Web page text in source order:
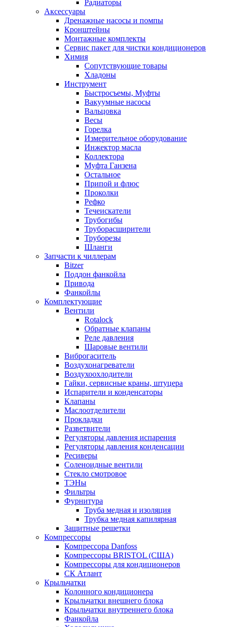
Радиаторы
Аксессуары
Дренажные насосы и помпы
Кронштейны
Монтажные комплекты
Сервис пакет для чистки кондиционеров
Химия
Сопутствующие товары
Хладоны
Инструмент
Быстросъемы, Муфты
Вакуумные насосы
Вальцовка
Весы
Горелка
Измерительное оборудование
Инжектор масла
Коллектора
Муфта Ганзена
Остальное
Припой и флюс
Проколки
Рефко
Течеискатели
Трубогибы
Труборасширители
Труборезы
Шланги
Запчасти к чиллерам
Bitzer
Поддон фанкойла
Привода
Фанкойлы
Комплектующие
Вентили
Rotalock
Обратные клапаны
Реле давления
Шаровые вентили
Виброгаситель
Воздухонагреватели
Воздухоохлодители
Гайки, сервисные краны, штуцера
Испарители и конденсаторы
Клапаны
Маслоотделители
Прокладки
Разветвители
Регуляторы давления испарения
Регуляторы давления конденсации
Ресиверы
Соленоидные вентили
Стекло смотровое
ТЭНы
Фильтры
Фурнитура
Труба медная и изоляция
Трубка медная капилярная
Защитные решетки
Компрессоры
Компрессора Danfoss
Компрессоры BRISTOL (США)
Компрессоры для кондиционеров
СК Атлант
Крыльчатки
Колонного кондиционера
Крыльчатки внешнего блока
Крыльчатки внутреннего блока
Фанкойла